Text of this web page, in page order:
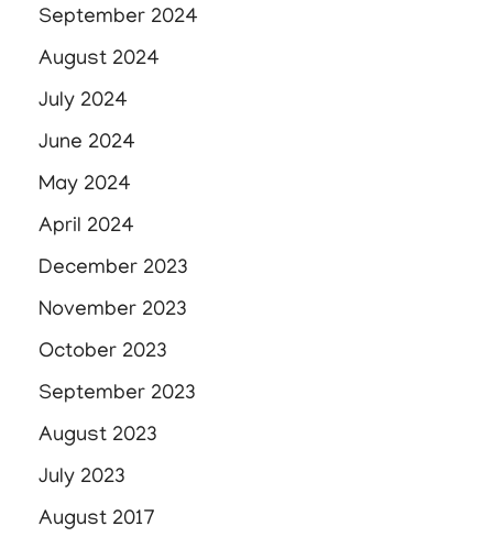
September 2024
August 2024
July 2024
June 2024
May 2024
April 2024
December 2023
November 2023
October 2023
September 2023
August 2023
July 2023
August 2017